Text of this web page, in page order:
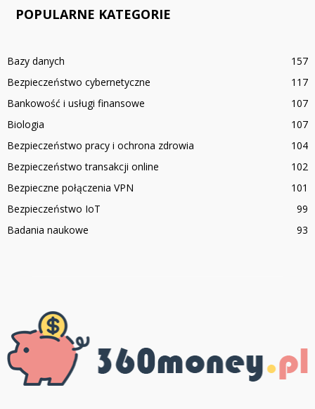
POPULARNE KATEGORIE
Bazy danych
157
Bezpieczeństwo cybernetyczne
117
Bankowość i usługi finansowe
107
Biologia
107
Bezpieczeństwo pracy i ochrona zdrowia
104
Bezpieczeństwo transakcji online
102
Bezpieczne połączenia VPN
101
Bezpieczeństwo IoT
99
Badania naukowe
93